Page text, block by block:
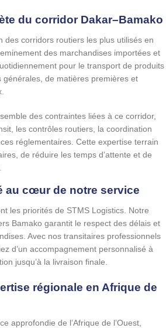
du corridor Dakar–Bamako
des corridors routiers les plus utilisés en
des marchandises importées et
pour le transport de produits
de matières premières et
des contraintes liées à ce corridor,
les contrôles routiers, la coordination
réglementaires. Cette expertise terrain
de réduire les temps d’attente et de
au cœur de notre service
les priorités de STMS Logistics. Notre
Bamako garantit le respect des délais et
Avec nos transitaires professionnels
d’un accompagnement personnalisé à
jusqu’à la livraison finale.
régionale en Afrique de
approfondie de l’Afrique de l’Ouest,